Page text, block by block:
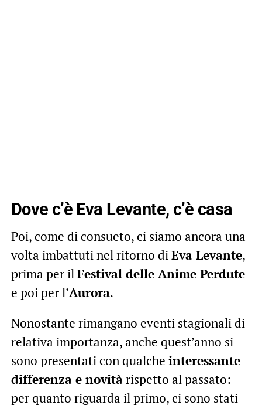
Dove c’è Eva Levante, c’è casa
Poi, come di consueto, ci siamo ancora una
volta imbattuti nel ritorno di Eva Levante,
prima per il Festival delle Anime Perdute
e poi per l’Aurora.
Nonostante rimangano eventi stagionali di
relativa importanza, anche quest’anno si
sono presentati con qualche interessante
differenza e novitàrispetto al passato:
per quanto riguarda il primo, ci sono stati